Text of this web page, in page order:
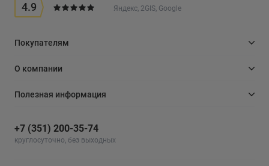
4.9 Яндекс, 2GIS, Google
Покупателям
О компании
Полезная информация
+7 (351) 200-35-74
круглосуточно, без выходных